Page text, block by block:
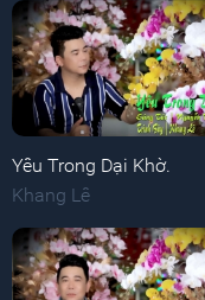
Yêu Trong Dại Khờ.
Khang Lê